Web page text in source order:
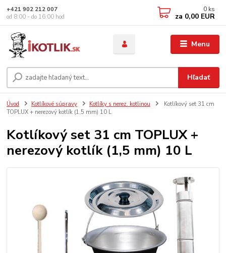
Menu
Hľadať
+421 902 212 007
od 8:00 - do 16:00 hod
0 ks
za 0,00 EUR
Úvod Kotlíkové súpravy Kotlíky s nerez. kotlinou
Kotlíkový set 31 cm
TOPLUX + nerezový kotlík (1,5 mm) 10 L
Kotlíkový set 31 cm TOPLUX +
nerezový kotlík (1,5 mm) 10 L